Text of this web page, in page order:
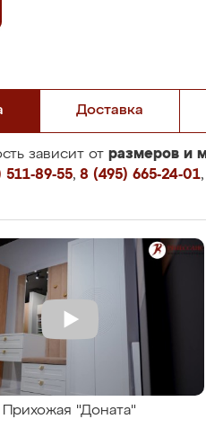
Доставка
зависит от размеров и
89-55, 8 (495) 665-24-01,
Прихожая "Доната"